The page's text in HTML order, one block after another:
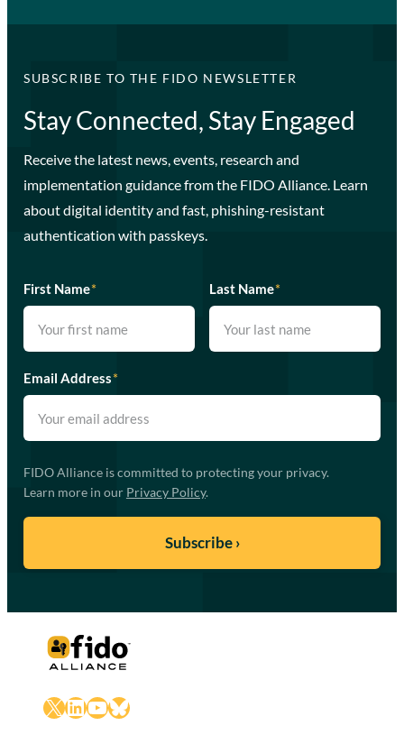
SUBSCRIBE TO THE FIDO NEWSLETTER
Stay Connected, Stay Engaged
Receive the latest news, events, research and
implementation guidance from the FIDO Alliance. Learn
about digital identity and fast, phishing-resistant
authentication with passkeys.
First Name* Last Name*
Email Address*
FIDO Alliance is committed to protecting your privacy.
Learn more in our Privacy Policy.
X LinkedIn
YouTube
Bluesky